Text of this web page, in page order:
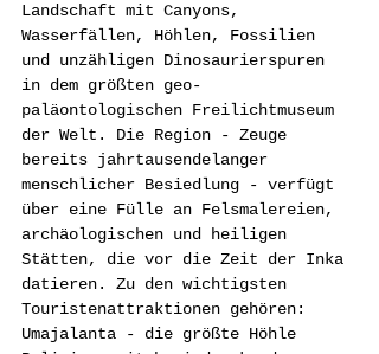
Landschaft mit Canyons,
Wasserfällen, Höhlen, Fossilien
und unzähligen Dinosaurierspuren
in dem größten geo-
paläontologischen Freilichtmuseum
der Welt. Die Region - Zeuge
bereits jahrtausendelanger
menschlicher Besiedlung - verfügt
über eine Fülle an Felsmalereien,
archäologischen und heiligen
Stätten, die vor die Zeit der Inka
datieren. Zu den wichtigsten
Touristenattraktionen gehören:
Umajalanta - die größte Höhle